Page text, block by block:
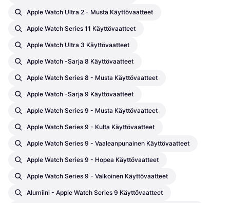
Apple Watch Ultra 2 - Musta Käyttövaatteet
Apple Watch Series 11 Käyttövaatteet
Apple Watch Ultra 3 Käyttövaatteet
Apple Watch -sarja 8 Käyttövaatteet
Apple Watch Series 8 - Musta Käyttövaatteet
Apple Watch -sarja 9 Käyttövaatteet
Apple Watch Series 9 - Musta Käyttövaatteet
Apple Watch Series 9 - Kulta Käyttövaatteet
Apple Watch Series 9 - Vaaleanpunainen Käyttövaatteet
Apple Watch Series 9 - Hopea Käyttövaatteet
Apple Watch Series 9 - Valkoinen Käyttövaatteet
Alumiini - Apple Watch Series 9 Käyttövaatteet